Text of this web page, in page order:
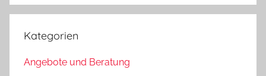
Kategorien
Angebote und Beratung